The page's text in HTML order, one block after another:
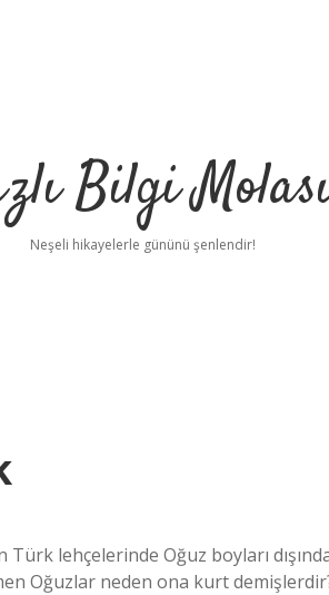
Bilgi
Neşeli hikayelerle gününü şenlendir!
lehçelerinde Oğuz boyları
Oğuzlar neden ona kurt